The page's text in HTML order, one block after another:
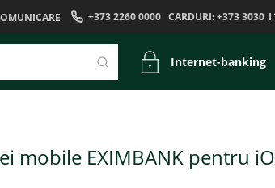
+373 2260 0000 CARDURI:+373 3030
Internet-banking
mobile EXIMBANK pentru